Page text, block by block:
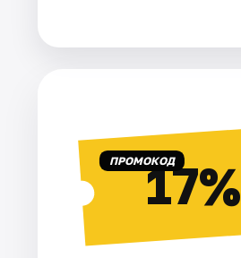
Артисты
ПРОМОКОД17%